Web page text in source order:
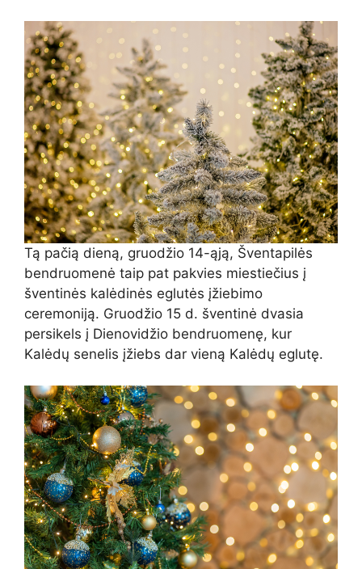
Tą pačią dieną, gruodžio 14-ąją, Šventapilės
bendruomenė taip pat pakvies miestiečius į
šventinės kalėdinės eglutės įžiebimo
ceremoniją. Gruodžio 15 d. šventinė dvasia
persikels į Dienovidžio bendruomenę, kur
Kalėdų senelis įžiebs dar vieną Kalėdų eglutę.